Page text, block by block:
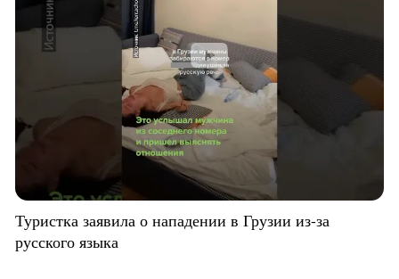
Туристка заявила о нападении в Грузии из-за
русского языка